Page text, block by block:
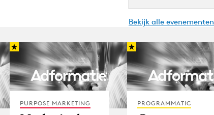
Bekijk alle evenementen
PURPOSE MARKETING PROGRAMMATIC